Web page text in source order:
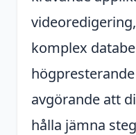
komplex
avgörande att
hålla jämna